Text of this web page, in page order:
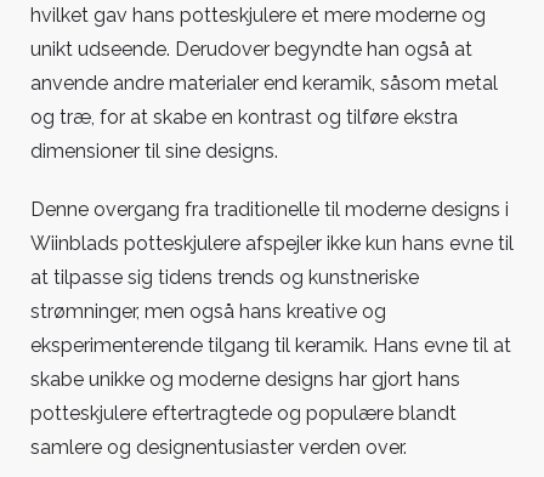
hvilket gav hans potteskjulere et mere moderne og
unikt udseende. Derudover begyndte han også at
anvende andre materialer end keramik, såsom metal
og træ, for at skabe en kontrast og tilføre ekstra
dimensioner til sine designs.
Denne overgang fra traditionelle til moderne designs i
Wiinblads potteskjulere afspejler ikke kun hans evne til
at tilpasse sig tidens trends og kunstneriske
strømninger, men også hans kreative og
eksperimenterende tilgang til keramik. Hans evne til at
skabe unikke og moderne designs har gjort hans
potteskjulere eftertragtede og populære blandt
samlere og designentusiaster verden over.